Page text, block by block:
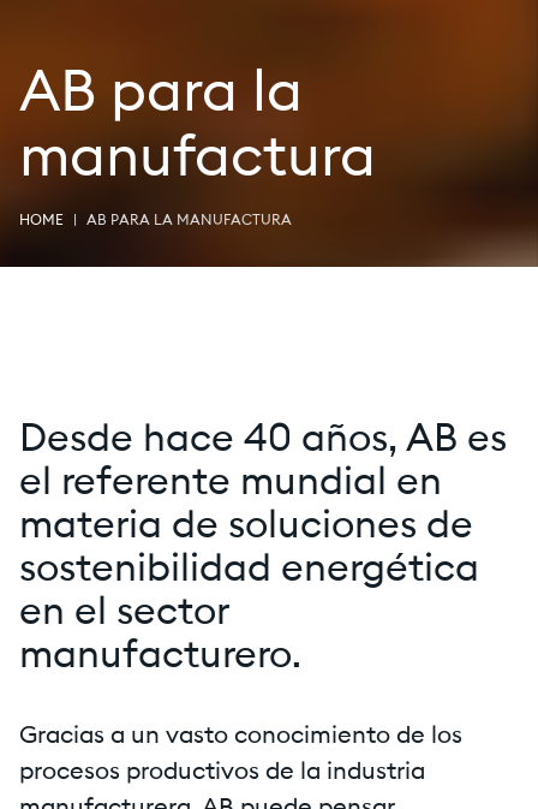
AB para la
manufactura
HOME AB PARA LA MANUFACTURA
Desde hace 40 años, AB es
el referente mundial en
materia de soluciones de
sostenibilidad energética
en el sector
manufacturero.
Gracias a un vasto conocimiento de los
procesos productivos de la industria